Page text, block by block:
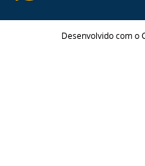
Desenvolvido com o